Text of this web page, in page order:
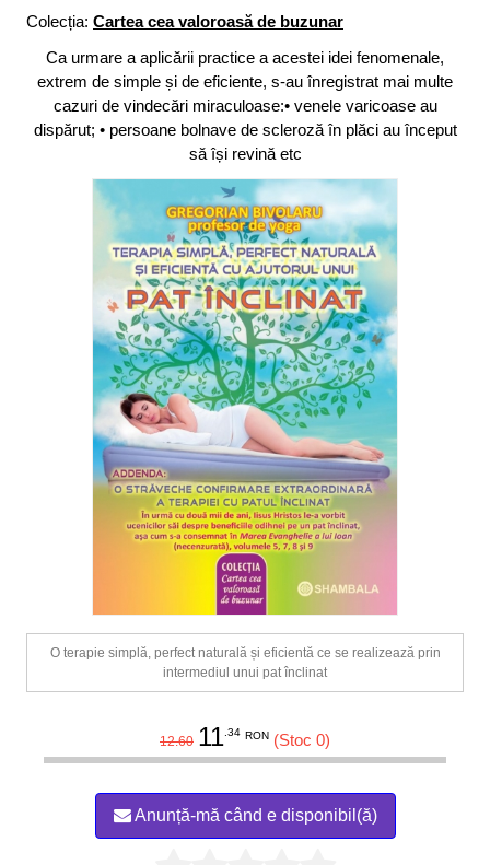
Colecția: Cartea cea valoroasă de buzunar
Ca urmare a aplicării practice a acestei idei fenomenale,
extrem de simple și de eficiente, s-au înregistrat mai multe
cazuri de vindecări miraculoase:• venele varicoase au
dispărut; • persoane bolnave de scleroză în plăci au început
să își revină etc
O terapie simplă, perfect naturală și eficientă ce se realizează prin
intermediul unui pat înclinat
12.60 11.34 RON (Stoc 0)
Anunță-mă când e disponibil(ă)